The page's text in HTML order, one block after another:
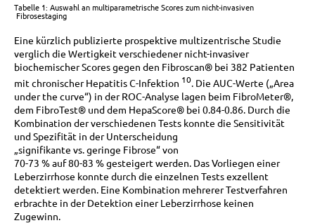
Tabelle 1: Auswahl an multiparametrische Scores zum nicht-invasiven
Fibrosestaging
Eine kürzlich publizierte prospektive multizentrische Studie
verglich die Wertigkeit verschiedener nicht-invasiver
biochemischer Scores gegen den Fibroscan® bei 382 Patienten
mit chronischer Hepatitis C-Infektion 10. Die AUC-Werte („Area
under the curve“) in der ROC-Analyse lagen beim FibroMeter®,
dem FibroTest® und dem HepaScore® bei 0.84-0.86. Durch die
Kombination der verschiedenen Tests konnte die Sensitivität
und Spezifität in der Unterscheidung
„signifikante vs. geringe Fibrose“ von
70-73 % auf 80-83 % gesteigert werden. Das Vorliegen einer
Leberzirrhose konnte durch die einzelnen Tests exzellent
detektiert werden. Eine Kombination mehrerer Testverfahren
erbrachte in der Detektion einer Leberzirrhose keinen
Zugewinn.